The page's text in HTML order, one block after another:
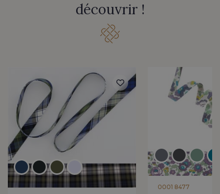
découvrir !
0001 8477